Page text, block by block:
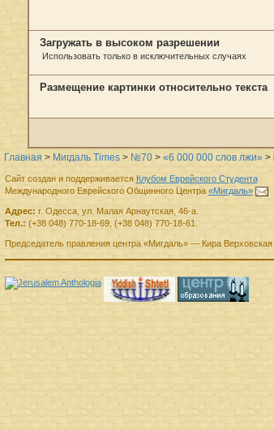
Загружать в высоком разрешении
Использовать только в исключительных случаях
Размещение картинки относительно текста
Главная > Мигдаль Times > №70 > «6 000 000 слов лжи» >
Сайт создан и поддерживается Клубом Еврейского Студента
Международного Еврейского Общинного Центра «Мигдаль» .
Адрес: г. Одесса, ул. Малая Арнаутская, 46-а.
Тел.: (+38 048) 770-18-69, (+38 048) 770-18-61
Председатель правленияцентра «Мигдаль»— Кира Верховская